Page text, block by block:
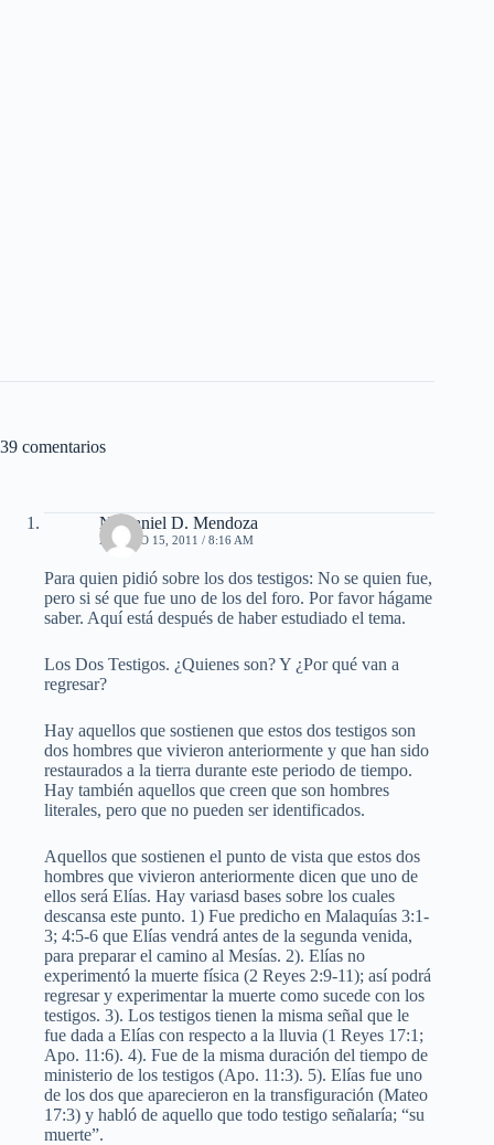
39 comentarios
Nathaniel D. Mendoza
AGOSTO 15, 2011 / 8:16 AM
Para quien pidió sobre los dos testigos: No se quien fue,
pero si sé que fue uno de los del foro. Por favor hágame
saber. Aquí está después de haber estudiado el tema.
Los Dos Testigos. ¿Quienes son? Y ¿Por qué van a
regresar?
Hay aquellos que sostienen que estos dos testigos son
dos hombres que vivieron anteriormente y que han sido
restaurados a la tierra durante este periodo de tiempo.
Hay también aquellos que creen que son hombres
literales, pero que no pueden ser identificados.
Aquellos que sostienen el punto de vista que estos dos
hombres que vivieron anteriormente dicen que uno de
ellos será Elías. Hay variasd bases sobre los cuales
descansa este punto. 1) Fue predicho en Malaquías 3:1-
3; 4:5-6 que Elías vendrá antes de la segunda venida,
para preparar el camino al Mesías. 2). Elías no
experimentó la muerte física (2 Reyes 2:9-11); así podrá
regresar y experimentar la muerte como sucede con los
testigos. 3). Los testigos tienen la misma señal que le
fue dada a Elías con respecto a la lluvia (1 Reyes 17:1;
Apo. 11:6). 4). Fue de la misma duración del tiempo de
ministerio de los testigos (Apo. 11:3). 5). Elías fue uno
de los dos que aparecieron en la transfiguración (Mateo
17:3) y habló de aquello que todo testigo señalaría; “su
muerte”.